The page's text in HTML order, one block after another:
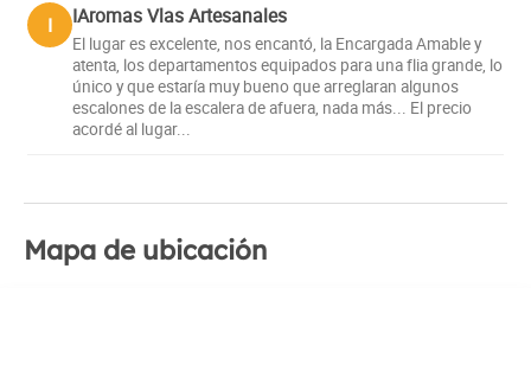
I IAromas Vlas Artesanales
El lugar es excelente, nos encantó, la Encargada Amable y
atenta, los departamentos equipados para una flia grande, lo
único y que estaría muy bueno que arreglaran algunos
escalones de la escalera de afuera, nada más... El precio
acordé al lugar...
Mapa de ubicación